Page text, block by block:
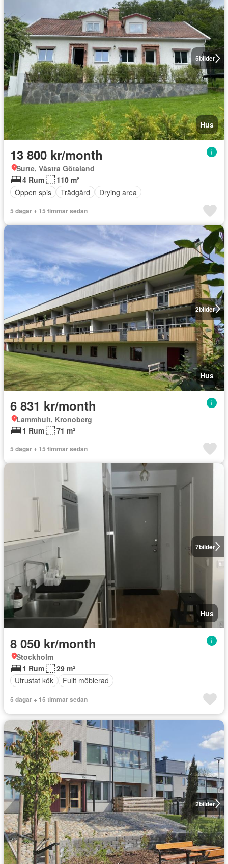
5bilder
Hus
13 800 kr/month
Surte, Västra Götaland
4 Rum
110 m²
Öppen spis
Trädgård Drying area
5 dagar + 15 timmar sedan
2bilder
Hus
6 831 kr/month
Lammhult, Kronoberg
1 Rum
71 m²
5 dagar + 15 timmar sedan
7bilder
Hus
8 050 kr/month
Stockholm
1 Rum
29 m²
Utrustat kök
Fullt möblerad
5 dagar + 15 timmar sedan
2bilder